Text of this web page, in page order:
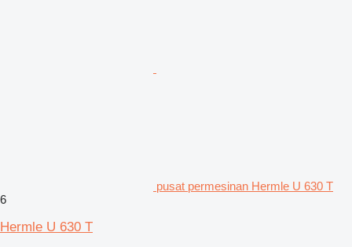
pusat permesinan Hermle U 630 T
6
Hermle U 630 T